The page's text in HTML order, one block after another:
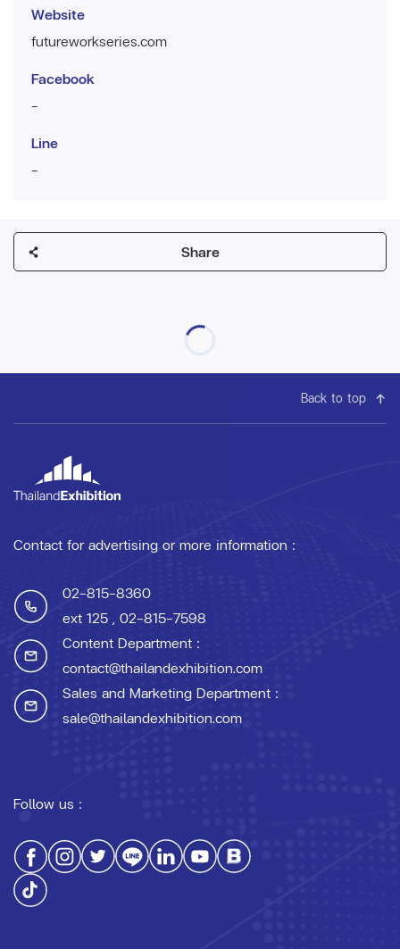
Website
futureworkseries.com
Facebook
-
Line
-
Share
Back to top
Contact for advertising or more information :
02-815-8360
ext 125 , 02-815-7598
Content Department :
contact@thailandexhibition.com
Sales and Marketing Department :
sale@thailandexhibition.com
Follow us :